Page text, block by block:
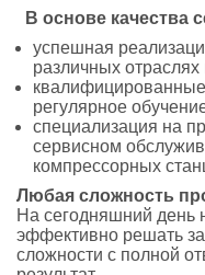
В основе качества
успешная
различных
регулярное
специализация на
сервисном
компрессорных
Любая сложность
На сегодняшний день
эффективно решать
сложности с полной